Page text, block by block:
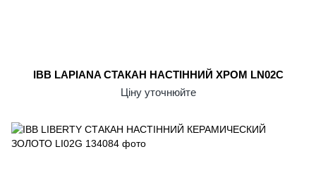
IBB LAPIANA СТАКАН НАСТІННИЙ ХРОМ LN02C
Ціну уточнюйте